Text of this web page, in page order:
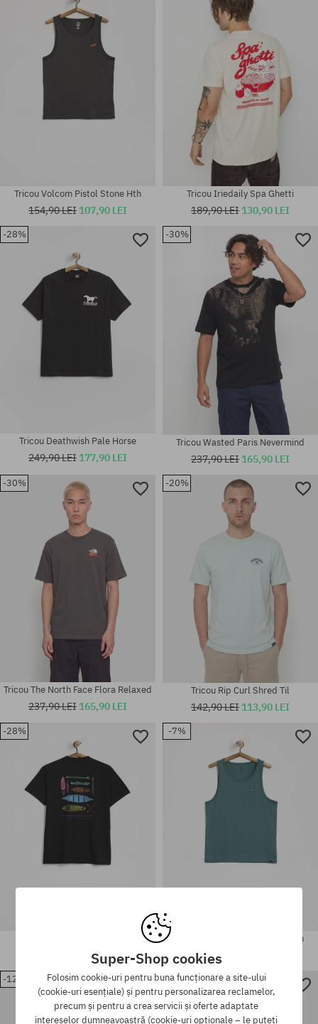
Mărimi existente:
Mărimi existente:
Mărimi existente:
Mărimi existente:
Mărimi existente:
Tricou Volcom Pistol Stone Hth
154,90 LEI 107,90 LEI
Mărimi existente:
Tricou Iriedaily Spa Ghetti
189,90 LEI 130,90 LEI
-28%
Mărimi existente:
Tricou Deathwish Pale Horse
249,90 LEI 177,90 LEI
-30%
Mărimi existente:
Tricou Wasted Paris Nevermind
237,90 LEI 165,90 LEI
-30%
Mărimi existente:
Tricou The North Face Flora Relaxed
237,90 LEI 165,90 LEI
-20%
Mărimi existente:
M; XL
Tricou Rip Curl Shred Til
142,90 LEI 113,90 LEI
-28%
165,90 LEI
-7%
Tricou Volcom Pistol Stone Hth
154,90 LEI
-12% -33%
Super-Shop cookies
Folosim cookie-uri pentru buna funcționare a site-ului
(cookie-uri esențiale) și pentru personalizarea reclamelor,
precum și pentru a crea servicii și oferte adaptate
intereselor dumneavoastră (cookie-uri opționale – le puteți